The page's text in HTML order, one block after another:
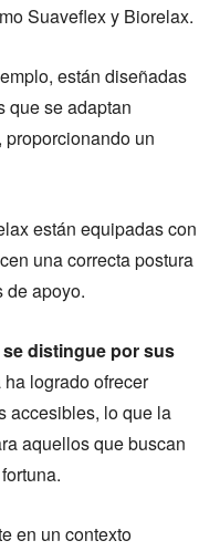
Suaveflex y Biorelax.
están diseñadas
que se adaptan
proporcionando un
están equipadas con
una correcta postura
de apoyo.
distingue por sus
ha logrado ofrecer
accesibles, lo que la
aquellos que buscan
en un contexto